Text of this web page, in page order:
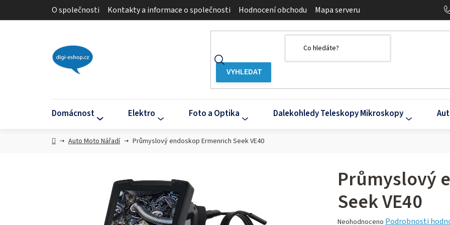
O společnosti Kontakty a informace o společnosti Hodnocení obchodu Mapa serveru
Domácnost Elektro Foto a Optika Dalekohledy Teleskopy Mikroskopy
DomůAuto Moto Nářadí Průmyslový endoskop Ermenrich Seek VE40
Průmyslový
Seek VE40
Průměrné
Neohodnoceno Podrobnosti